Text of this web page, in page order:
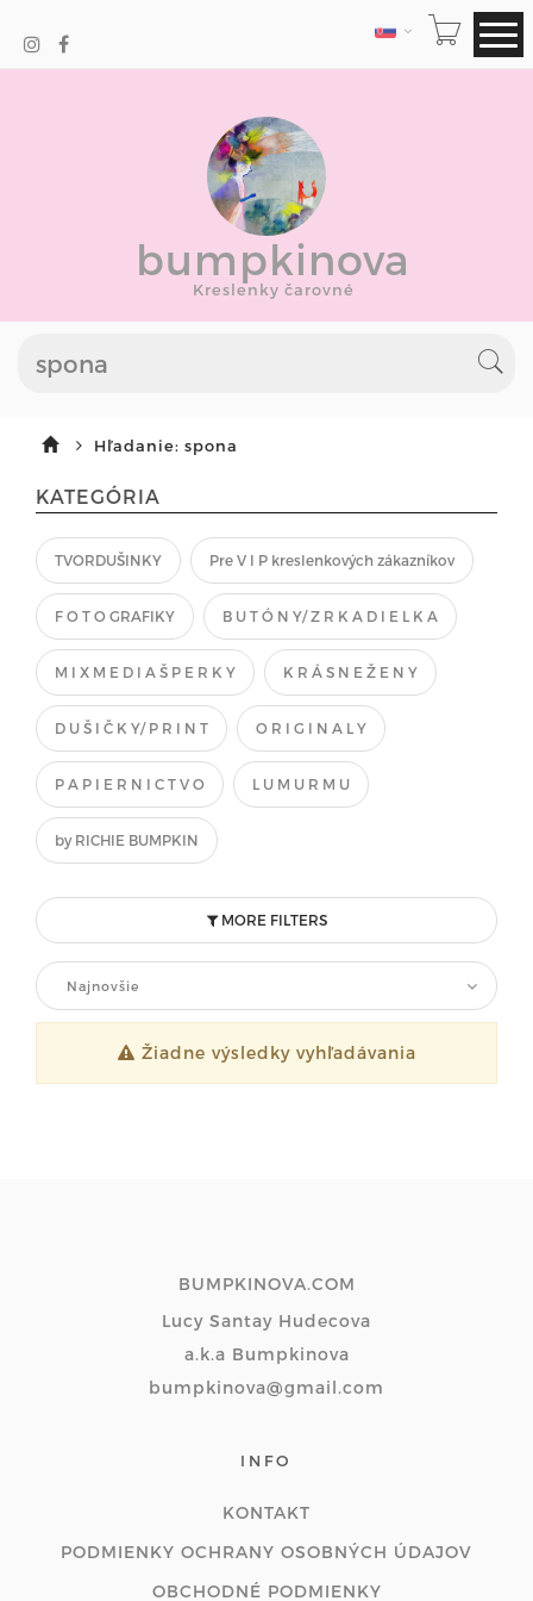
JAZYK
bumpkinova
Kreslenky čarovné
Hľadanie: spona
KATEGÓRIA
TVORDUŠINKY Pre V I P kreslenkových zákazníkov
F O T O GRAFIKY B U T Ó N Y/ Z R K A D I E L K A
M I X M E D I A Š P E R K Y K R Á S N E Ž E N Y
D U Š I Č K Y/ P R I N T O R I G I N A L Y
P A P I E R N I C T V O L U M U R M U
by RICHIE BUMPKIN
MORE FILTERS
Najnovšie
Žiadne výsledky vyhľadávania
BUMPKINOVA.COM
Lucy Santay Hudecova
a.k.a Bumpkinova
bumpkinova@gmail.com
INFO
KONTAKT
PODMIENKY OCHRANY OSOBNÝCH ÚDAJOV
OBCHODNÉ PODMIENKY